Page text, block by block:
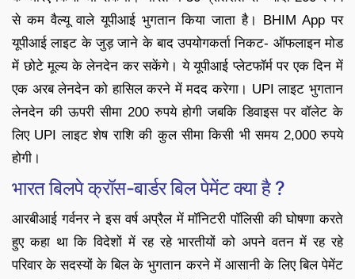
से कम वैल्यू वाले यूपीआई भुगतान किया जाता है। BHIM App पर
यूपीआई लाइट के जुड़ जाने के बाद उपयोगकर्ता निकट- ऑफलाइन मोड
में छोटे मूल्य के लेनदेन कर सकेंगे। ये यूपीआई प्लेटफॉर्म पर एक दिन में
एक अरब लेनदेन को हासिल करने में मदद करेगा। UPI लाइट भुगतान
लेनदेन की ऊपरी सीमा 200 रुपये होगी जबकि डिवाइस पर वॉलेट के
लिए UPI लाइट शेष राशि की कुल सीमा किसी भी समय 2,000 रुपये
होगी।
भारत बिलपे क्रॉस-बार्डर बिल पेमेंट क्या है ?
आरबीआई गर्वनर ने इस वर्ष अप्रैल में मॉनिटरी पॉलिसी की घोषणा करते
हुए कहा था कि विदेशों में रह रहे भारतीयों को अपने वतन में रह रहे
परिवार के सदस्यों के बिल के भुगतान करने में आसानी के लिए बिल पेमेंट